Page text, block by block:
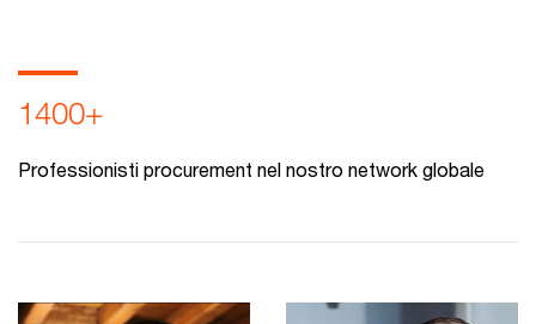
1400+
Professionisti procurement nel nostro network globale